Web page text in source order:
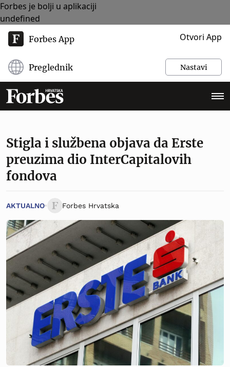
Forbes je bolji u aplikaciji
undefined
Forbes App Otvori App
Preglednik Nastavi
Stigla i službena objava da Erste
preuzima dio InterCapitalovih
fondova
AKTUALNO Forbes Hrvatska